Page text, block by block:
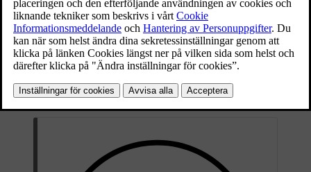
Pilot Assist med styrassistans är avstängd men kan
aktiveras om alla villkor uppfylls.
Pilot Assist utan styrassistans är avstängd men kan
aktiveras om alla villkor uppfylls.